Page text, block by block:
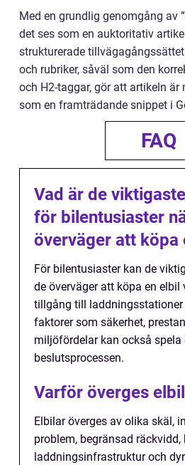
Med en grundlig genomgång av
det ses som en auktoritativ
strukturerade
och rubriker, såväl som den
och H2-taggar, gör att artikeln är
som en framträdande snippet i
FAQ
Vad är de
för bilentusiaster
överväger att köpa
För bilentusiaster kan de
de överväger att köpa en elbil
tillgång till laddningsstationer
faktorer som säkerhet,
miljöfördelar kan också spela
beslutsprocessen.
Varför överges
Elbilar överges av olika skäl,
problem, begränsad räckvidd,
laddningsinfrastruktur och